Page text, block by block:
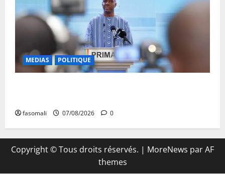
MEDIAS POLITIQUE
fasomali 07/08/2026 0
Copyright © Tous droits réservés. | MoreNews par AF
themes